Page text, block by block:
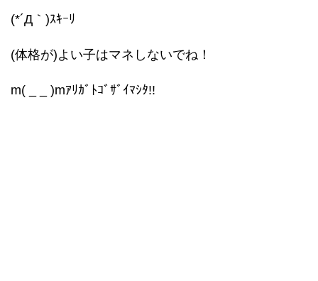
(*´Д｀)ｽｷｰﾘ
(体格が)よい子はマネしないでね！
m( _ _ )mｱﾘｶﾞﾄｺﾞｻﾞｲﾏｼﾀ!!